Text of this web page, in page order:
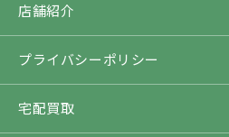
店舗紹介
プライバシーポリシー
宅配買取